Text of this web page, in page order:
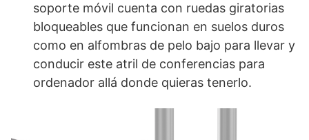
soporte móvil cuenta con ruedas giratorias
bloqueables que funcionan en suelos duros
como en alfombras de pelo bajo para llevar y
conducir este atril de conferencias para
ordenador allá donde quieras tenerlo.